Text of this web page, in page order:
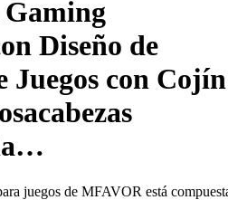
Diseño de
Juegos con Cojín
juegos de MFAVOR está